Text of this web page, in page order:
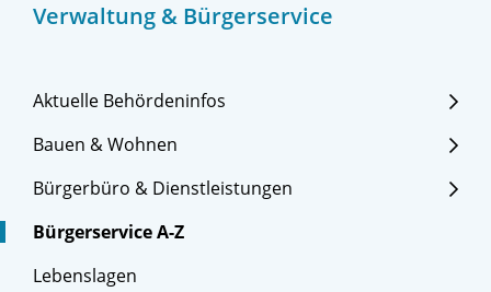
Verwaltung & Bürgerservice
Aktuelle Behördeninfos
Bauen & Wohnen
Bürgerbüro & Dienstleistungen
Bürgerservice A-Z
Lebenslagen